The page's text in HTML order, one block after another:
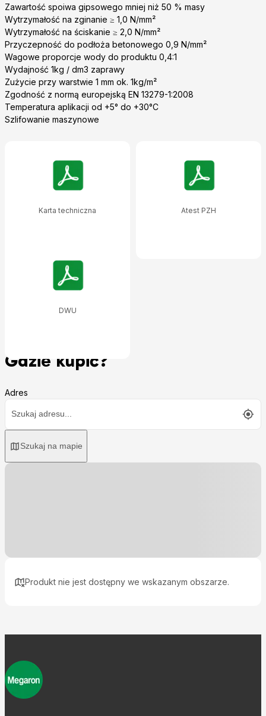
Zawartość spoiwa gipsowego mniej niż 50 % masy
Wytrzymałość na zginanie ≥ 1,0 N/mm²
Wytrzymałość na ściskanie ≥ 2,0 N/mm²
Przyczepność do podłoża betonowego 0,9 N/mm²
Wagowe proporcje wody do produktu 0,4:1
Wydajność 1kg / dm3 zaprawy
Zużycie przy warstwie 1 mm ok. 1kg/m²
Zgodność z normą europejską EN 13279-1:2008
Temperatura aplikacji od +5° do +30°C
Szlifowanie maszynowe
Karta techniczna Atest PZH
DWU
Gdzie kupić?
Adres
Szukaj na mapie
Produkt nie jest dostępny we wskazanym obszarze.